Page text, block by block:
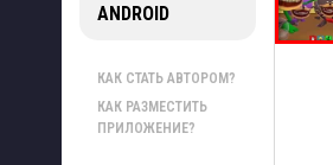
ANDROID
КАК СТАТЬ АВТОРОМ?
КАК РАЗМЕСТИТЬ
ПРИЛОЖЕНИЕ?